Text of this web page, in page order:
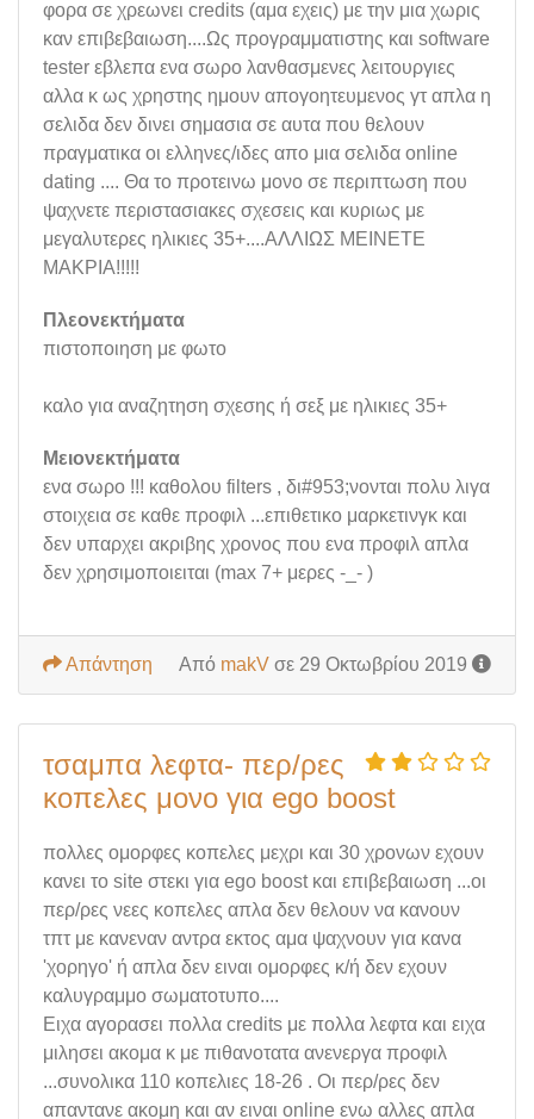
φορα σε χρεωνει credits (αμα εχεις) με την μια χωρις
καν επιβεβαιωση....Ως προγραμματιστης και software
tester εβλεπα ενα σωρο λανθασμενες λειτουργιες
αλλα κ ως χρηστης ημουν απογοητευμενος γτ απλα η
σελιδα δεν δινει σημασια σε αυτα που θελουν
πραγματικα οι ελληνες/ιδες απο μια σελιδα online
dating .... Θα το προτεινω μονο σε περιπτωση που
ψαχνετε περιστασιακες σχεσεις και κυριως με
μεγαλυτερες ηλικιες 35+....ΑΛΛΙΩΣ ΜΕΙΝΕΤΕ
ΜΑΚΡΙΑ!!!!!
Πλεονεκτήματα
πιστοποιηση με φωτο
καλο για αναζητηση σχεσης ή σεξ με ηλικιες 35+
Μειονεκτήματα
ενα σωρο !!! καθολου filters , δι#953;νονται πολυ λιγα
στοιχεια σε καθε προφιλ ...επιθετικο μαρκετινγκ και
δεν υπαρχει ακριβης χρονος που ενα προφιλ απλα
δεν χρησιμοποιειται (max 7+ μερες -_- )
Από makV σε 29 Οκτωβρίου 2019
Απάντηση
τσαμπα λεφτα- περ/ρες
κοπελες μονο για ego boost
πολλες ομορφες κοπελες μεχρι και 30 χρονων εχουν
κανει το site στεκι για ego boost και επιβεβαιωση ...οι
περ/ρες νεες κοπελες απλα δεν θελουν να κανουν
τπτ με κανεναν αντρα εκτος αμα ψαχνουν για κανα
'χορηγο' ή απλα δεν ειναι ομορφες κ/ή δεν εχουν
καλυγραμμο σωματοτυπο....
Ειχα αγορασει πολλα credits με πολλα λεφτα και ειχα
μιλησει ακομα κ με πιθανοτατα ανενεργα προφιλ
...συνολικα 110 κοπελιες 18-26 . Οι περ/ρες δεν
απαντανε ακομη και αν ειναι online ενω αλλες απλα